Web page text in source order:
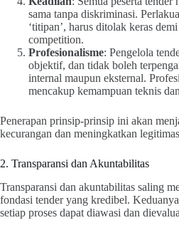
sama tanpa diskriminasi.
‘titipan’, harus ditolak keras
competition.
Profesionalisme: Pengelola
objektif, dan tidak boleh
internal maupun eksternal.
mencakup kemampuan teknis
Penerapan prinsip-prinsip ini akan
kecurangan dan meningkatkan
2. Transparansi dan Akuntabilitas
Transparansi dan akuntabilitas saling
fondasi tender yang kredibel.
setiap proses dapat diawasi dan